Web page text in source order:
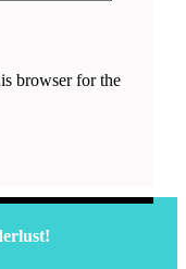
browser for the